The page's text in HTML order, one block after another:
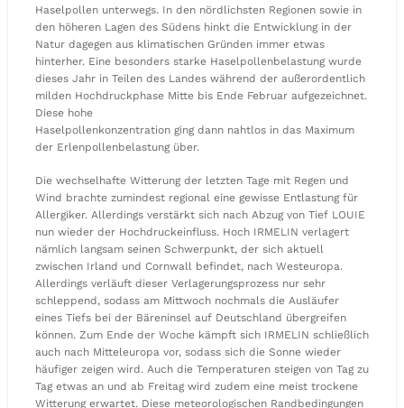
Haselpollen unterwegs. In den nördlichsten Regionen sowie in
den höheren Lagen des Südens hinkt die Entwicklung in der
Natur dagegen aus klimatischen Gründen immer etwas
hinterher. Eine besonders starke Haselpollenbelastung wurde
dieses Jahr in Teilen des Landes während der außerordentlich
milden Hochdruckphase Mitte bis Ende Februar aufgezeichnet.
Diese hohe
Haselpollenkonzentration ging dann nahtlos in das Maximum
der Erlenpollenbelastung über.
Die wechselhafte Witterung der letzten Tage mit Regen und
Wind brachte zumindest regional eine gewisse Entlastung für
Allergiker. Allerdings verstärkt sich nach Abzug von Tief LOUIE
nun wieder der Hochdruckeinfluss. Hoch IRMELIN verlagert
nämlich langsam seinen Schwerpunkt, der sich aktuell
zwischen Irland und Cornwall befindet, nach Westeuropa.
Allerdings verläuft dieser Verlagerungsprozess nur sehr
schleppend, sodass am Mittwoch nochmals die Ausläufer
eines Tiefs bei der Bäreninsel auf Deutschland übergreifen
können. Zum Ende der Woche kämpft sich IRMELIN schließlich
auch nach Mitteleuropa vor, sodass sich die Sonne wieder
häufiger zeigen wird. Auch die Temperaturen steigen von Tag zu
Tag etwas an und ab Freitag wird zudem eine meist trockene
Witterung erwartet. Diese meteorologischen Randbedingungen